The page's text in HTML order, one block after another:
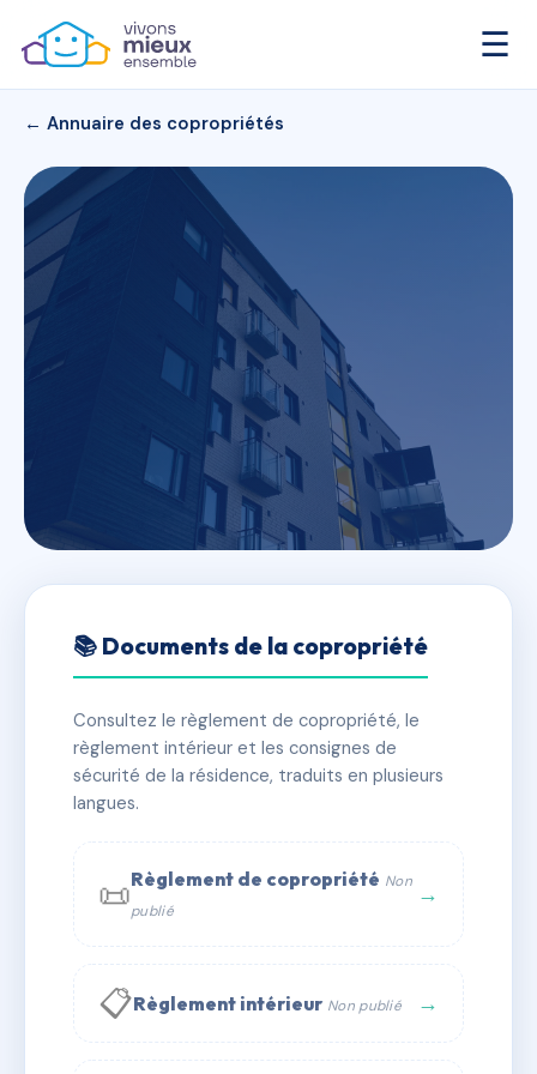
☰
← Annuaire des copropriétés
LES PRELUDES
✓ Immatriculée 🏠 16 lots 🏗 1 bâtiment(s)
📞 Contacter Syndic Digital
📚 Documents de la copropriété
Consultez le règlement de copropriété, le
règlement intérieur et les consignes de
sécurité de la résidence, traduits en plusieurs
langues.
📜Règlement de copropriété Non
publié
→
📋Règlement intérieur Non publié →